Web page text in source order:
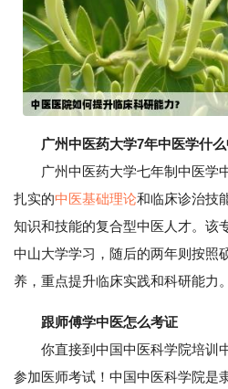
广州中医药大学7年中医学什
广州中医药大学七年制中医学
扎实的中医基础理论和临床诊治技
知识和技能的复合型中医人才。该
中山大学学习，随后的两年则按照
养，重点提升临床实践和科研能力
跟师傅学中医怎么考证
你直接到中国中医科学院培训
参加医师考试！中国中医科学院是